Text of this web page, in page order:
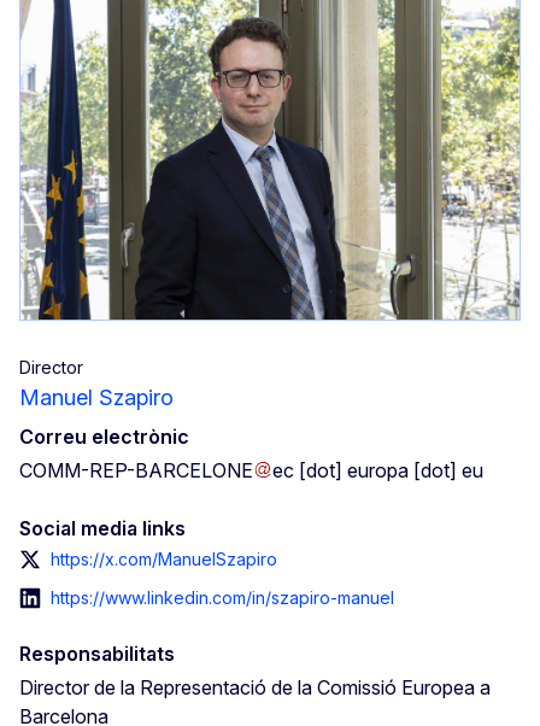
Director
Manuel Szapiro
Correu electrònic
COMM-REP-BARCELONE
ec [dot] europa [dot] eu
Social media links
https://x.com/ManuelSzapiro
https://www.linkedin.com/in/szapiro-manuel
Responsabilitats
Director de la Representació de la Comissió Europea a
Barcelona